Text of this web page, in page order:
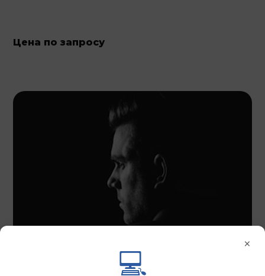
Цена по запросу
×
💻